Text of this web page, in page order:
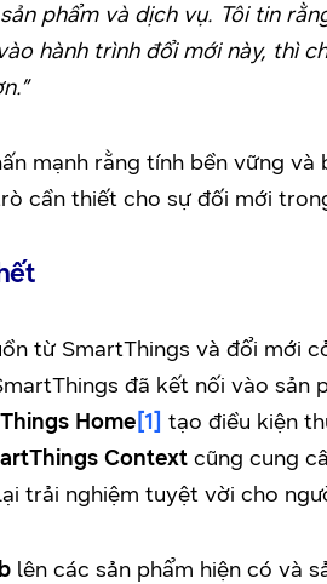
phẩm và dịch vụ. Tôi tin
hành trình đổi mới này, thì
mạnh rằng tính bền vững
cần thiết cho sự đối mới
từ SmartThings và đổi mới
đã kết nối vào sản
Home[1] tạo điều kiện
Context cũng cung
trải nghiệm tuyệt vời cho
lên các sản phẩm hiện có và